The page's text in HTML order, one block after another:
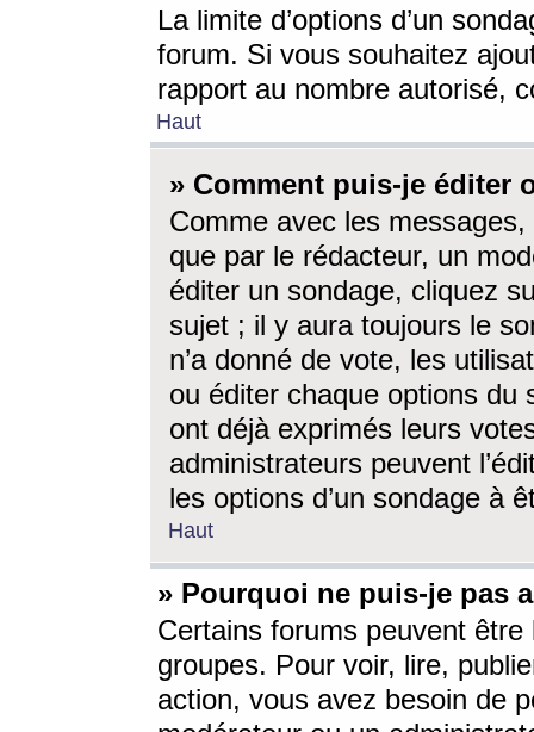
La limite d’options d’un
forum. Si vous souhaitez
rapport au nombre autorisé,
Haut
» Comment puis-je éditer
Comme avec les
que par le rédacteur, un
éditer un sondage, cliquez
sujet ; il y aura toujours le
n’a donné de vote, les
ou éditer chaque options du
ont déjà exprimés leurs
administrateurs peuvent
les options d’un sondage à
Haut
» Pourquoi ne puis-je pas
Certains forums peuvent être
groupes. Pour voir, lire,
action, vous avez besoin de